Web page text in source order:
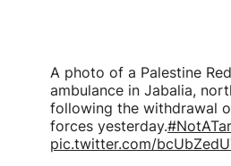
A photo of a Palestine
ambulance in Jabalia,
following the withdrawal
forces yesterday.
pic.twitter.com/